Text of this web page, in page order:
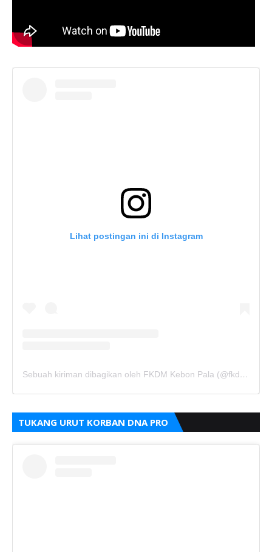
Lihat postingan ini di Instagram
Sebuah kiriman dibagikan oleh FKDM Kebon Pala (@fkdm_kebonpala)
TUKANG URUT KORBAN DNA PRO